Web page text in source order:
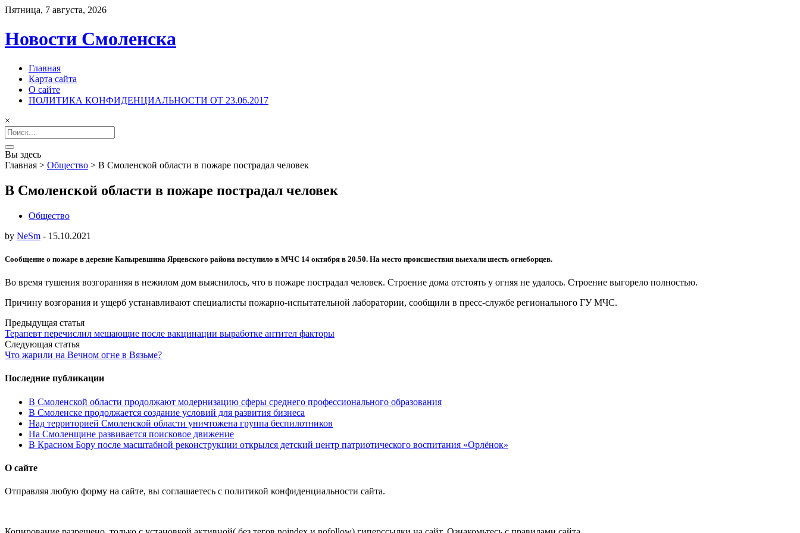
Пятница, 7 августа, 2026
Новости Смоленска
Главная
Карта сайта
О сайте
ПОЛИТИКА КОНФИДЕНЦИАЛЬНОСТИ ОТ 23.06.2017
×
Search
for:
Вы здесь
Главная > Общество > В Смоленской области в пожаре пострадал человек
В Смоленской области в пожаре пострадал человек
Общество
by NeSm - 15.10.2021
Сообщение о пожаре в деревне Капыревшина Ярцевского района поступило в МЧС 14 октября в 20.50. На место происшествия выехали шесть огнеборцев.
Во время тушения возгоранияя в нежилом дом выяснилось, что в пожаре пострадал человек. Строение дома отстоять у огняя не удалось. Строение выгорело полностью.
Причину возгорания и ущерб устанавливают специалисты пожарно-испытательной лаборатории, сообщили в пресс-службе регионального ГУ МЧС.
Post
navigation
Предыдущая статья
Терапевт перечислил мешающие после вакцинации выработке антител факторы
Следующая статья
Что жарили на Вечном огне в Вязьме?
Последние публикации
В Смоленской области продолжают модернизацию сферы среднего профессионального образования
В Смоленске продолжается создание условий для развития бизнеса
Над территорией Смоленской области уничтожена группа беспилотников
На Смоленщине развивается поисковое движение
В Красном Бору после масштабной реконструкции открылся детский центр патриотического воспитания «Орлёнок»
О сайте
Отправляя любую форму на сайте, вы соглашаетесь с политикой конфиденциальности сайта.